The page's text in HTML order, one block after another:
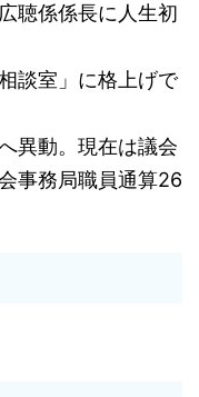
聴係係長に人生初
談室」に格上げで
異動。現在は議会
事務局職員通算26